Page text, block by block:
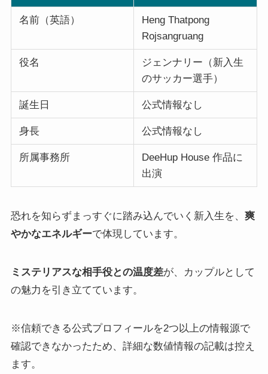
名前（英語）
Heng Thatpong
Rojsangruang
役名
ジェンナリー（新入生
のサッカー選手）
誕生日 公式情報なし
身長 公式情報なし
所属事務所
DeeHup House 作品に
出演
恐れを知らずまっすぐに踏み込んでいく新入生を、 爽
やかなエネルギーで体現しています。
ミステリアスな相手役との温度差が、カップルとして
の魅力を引き立てています。
※信頼できる公式プロフィールを2つ以上の情報源で
確認できなかったため、詳細な数値情報の記載は控え
ます。